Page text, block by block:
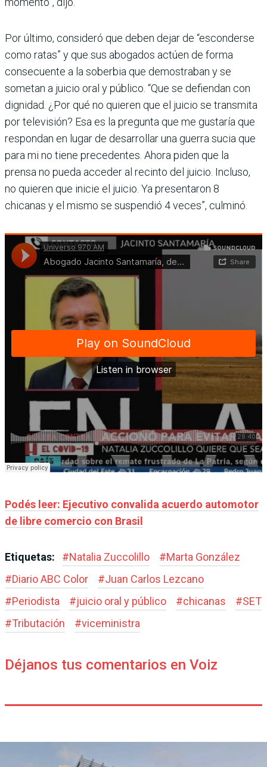
Por último, consideró que deben dejar de “esconderse
como ratas” y que sus abogados actúen de forma
consecuente a la soberbia que demostraban y se
sometan a juicio oral y público. “Que se defiendan con
dignidad. ¿Por qué no quieren que el juicio se transmita
por televisión? Esa es la pregunta que me gustaría que
respondan en lugar de desarrollar una guerra sucia que
para mi no tiene precedentes. Ahora piden que la
prensa no pueda acceder al recinto del juicio. Incluso,
no quieren que inicie el juicio. Ya presentaron 8
chicanas y el mismo se suspendió 4 veces”, culminó.
Podés leer: Ejecutivo convalida acuerdo automotor
de libre comercio con Brasil
Etiquetas: #Natalia Zuccolillo #Marta González
#Diario ABC Color #Juan Carlos Lezcano
#Periodista #juicio oral y público #chicanas #SET
#Tributación #viceministra
Déjanos tus comentarios en Voiz